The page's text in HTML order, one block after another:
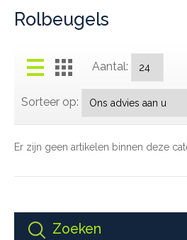
Zoeken
Rolbeugels
Aantal:
Sorteer op:
Er zijn geen artikelen binnen deze